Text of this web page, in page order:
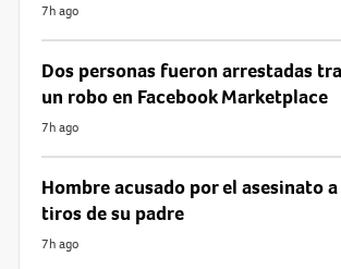
7h ago
Dos personas fueron arrestadas
un robo en Facebook Marketplace
7h ago
Hombre acusado por el asesinato a
tiros de su padre
7h ago